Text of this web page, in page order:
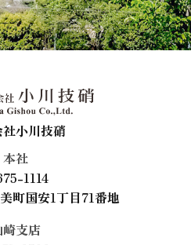
小川技硝
本社
1114
町国安1丁目71番地
崎支店